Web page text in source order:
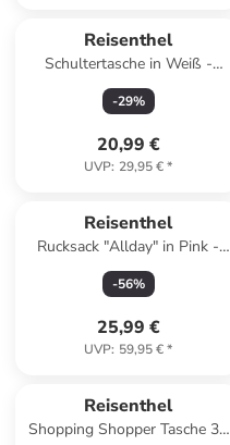
Reisenthel
Schultertasche in Weiß -
(B)26 x (H)15 cm
-29%
20,99 €
UVP: 29,95 €*
Reisenthel
Rucksack "Allday" in Pink -
(B)30 x (H)39 x (T)13 cm
-56%
25,99 €
UVP: 59,95 €*
Reisenthel
Shopping Shopper Tasche 33